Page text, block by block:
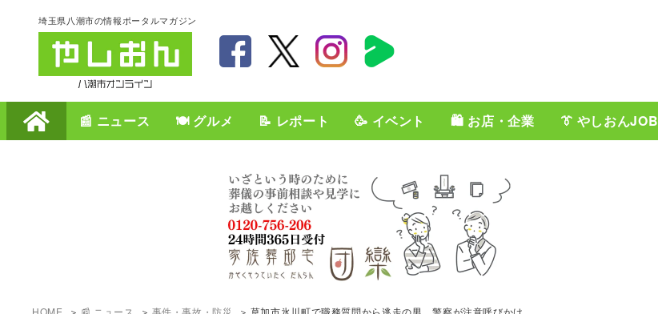
埼玉県八潮市の情報ポータルマガジン
📰 ニュース 🍽️ グルメ 📝 レポート 🥳 イベント 🛍️ お店・企業 👔 やしおんJOB
HOME 📰 ニュース 事件・事故・防災 草加市氷川町で職務質問から逃走の男 警察が注意呼びかけ